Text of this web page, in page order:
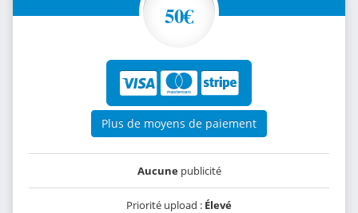
50€
Plus de moyens de paiement
Aucunepublicité
Priorité upload : Élevé